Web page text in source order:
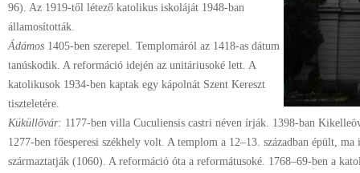
96). Az 1919-től létező katolikus iskoláját 1948-ban
államosították.
Ádámos 1405-ben szerepel. Templomáról az 1418-as dátum
tanúskodik. A reformáció idején az unitáriusoké lett. A
katolikusok 1934-ben kaptak egy kápolnát Szent Kereszt
tiszteletére.
Küküllővár: 1177-ben villa Cuculiensis castri néven írják. 1398-ban
1277-ben főesperesi székhely volt. A templom a 12–13. században épült,
származtatják (1060). A reformáció óta a reformátusoké. 1768–69-ben a